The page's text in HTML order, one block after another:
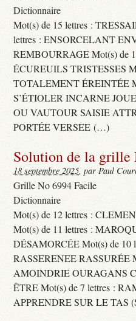
Dictionnaire
Mot(s) de 15 lettres :
lettres : ENSORCELANT
REMBOURRAGE Mot(s) de
ÉCUREUILS TRISTESSES
TOTALEMENT ÉREINTÉE
S’ÉTIOLER INCARNE
OU VAUTOUR SAISIE
PORTÉE VERSEE (…)
Solution de la grille
18 septembre 2025, par Paul
Grille No 6994 Facile
Dictionnaire
Mot(s) de 12 lettres :
Mot(s) de 11 lettres :
DÉSAMORCÉE Mot(s) de
RASSERENEE RASSURÉE
AMOINDRIE OURAGANS
ÊTRE Mot(s) de 7 lettres :
APPRENDRE SUR LE TAS